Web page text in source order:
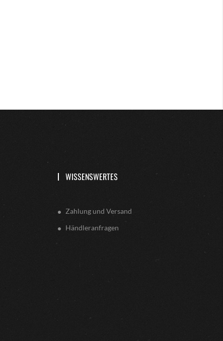
WISSENSWERTES
Zahlung und Versand
Händleranfragen